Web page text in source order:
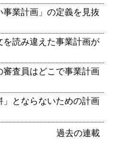
業計画」の定義を見抜
読み違えた事業計画が
査員はどこで事業計画
とならないための計画
過去の連載